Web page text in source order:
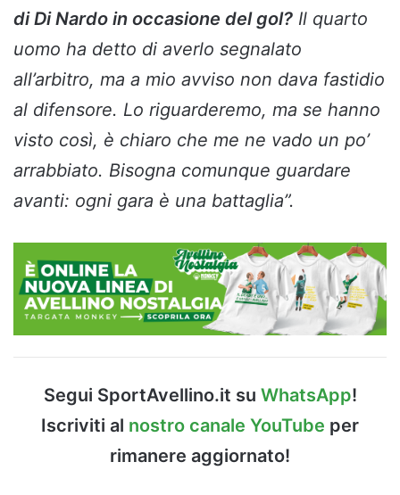
di Di Nardo in occasione del gol? Il quarto
uomo ha detto di averlo segnalato
all’arbitro, ma a mio avviso non dava fastidio
al difensore. Lo riguarderemo, ma se hanno
visto così, è chiaro che me ne vado un po’
arrabbiato. Bisogna comunque guardare
avanti: ogni gara è una battaglia”.
Segui SportAvellino.it su WhatsApp!
Iscriviti al nostro canale YouTube per
rimanere aggiornato!